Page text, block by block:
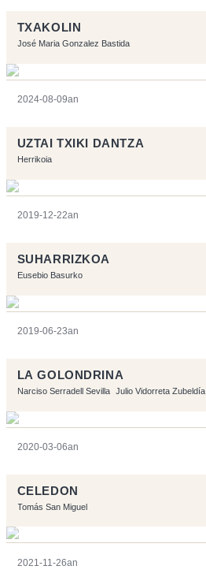
TXAKOLIN
José Maria Gonzalez Bastida
2024-08-09an
UZTAI TXIKI DANTZA
Herrikoia
2019-12-22an
SUHARRIZKOA
Eusebio Basurko
2019-06-23an
LA GOLONDRINA
Narciso Serradell Sevilla Julio Vidorreta Zubeldía
2020-03-06an
CELEDON
Tomás San Miguel
2021-11-26an